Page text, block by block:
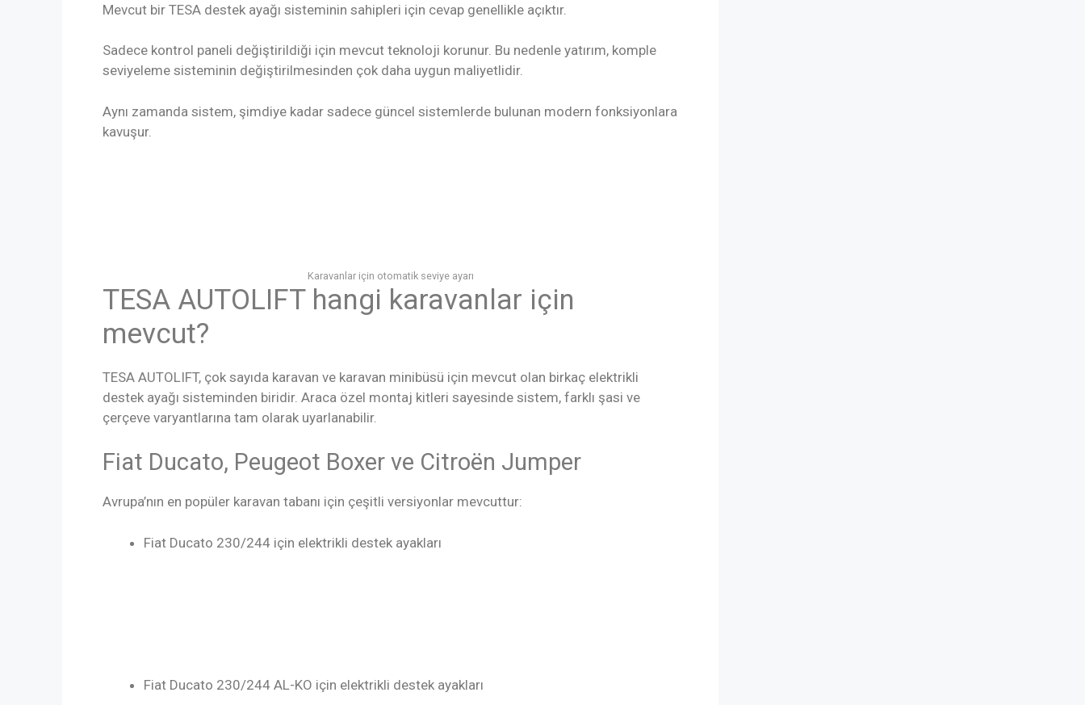
Mevcut bir TESA destek ayağı sisteminin sahipleri için cevap genellikle açıktır.
Sadece kontrol paneli değiştirildiği için mevcut teknoloji korunur. Bu nedenle yatırım, komple
seviyeleme sisteminin değiştirilmesinden çok daha uygun maliyetlidir.
Aynı zamanda sistem, şimdiye kadar sadece güncel sistemlerde bulunan modern fonksiyonlara
kavuşur.
Karavanlar için otomatik seviye ayarı
TESA AUTOLIFT hangi karavanlar için
mevcut?
TESA AUTOLIFT, çok sayıda karavan ve karavan minibüsü için mevcut olan birkaç elektrikli
destek ayağı sisteminden biridir. Araca özel montaj kitleri sayesinde sistem, farklı şasi ve
çerçeve varyantlarına tam olarak uyarlanabilir.
Fiat Ducato, Peugeot Boxer ve Citroën Jumper
Avrupa’nın en popüler karavan tabanı için çeşitli versiyonlar mevcuttur:
Fiat Ducato 230/244 için elektrikli destek ayakları
Fiat Ducato 230/244 AL-KO için elektrikli destek ayakları